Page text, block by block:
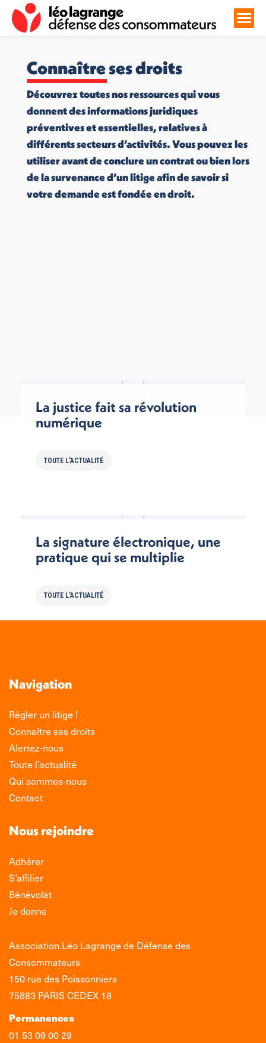
Connaître ses droits
Découvrez toutes nos ressources qui vous
donnent des informations juridiques
préventives et essentielles, relatives à
différents secteurs d’activités. Vous pouvez les
utiliser avant de conclure un contrat ou bien lors
de la survenance d’un litige afin de savoir si
votre demande est fondée en droit.
La justice fait sa révolution
numérique
TOUTE L'ACTUALITÉ
La signature électronique, une
pratique qui se multiplie
TOUTE L'ACTUALITÉ
Navigation
Régler un litige !
Connaître ses droits
Alertez-nous
Toute l’actualité
Qui sommes-nous
Contact
Nous rejoindre
Adhérer
S’affilier
Bénévolat
Je donne
Association Léo Lagrange de Défense des
Consommateurs
150 rue des Poissonniers
75883 PARIS CEDEX 18
Permanences
01 53 09 00 29